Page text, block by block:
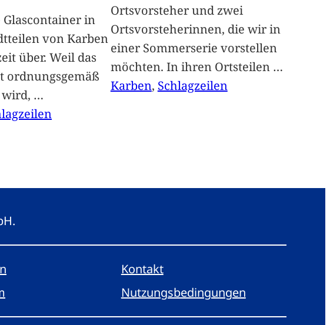
Glascontainer in
von Karben
über. Weil das
ordnungsgemäß
…
Ortsvorsteher und zwei
Ortsvorsteherinnen, die wir in
einer Sommerserie vorstellen
möchten. In ihren Ortsteilen …
Karben, Schlagzeilen
Kontakt
Nutzungsbedingungen